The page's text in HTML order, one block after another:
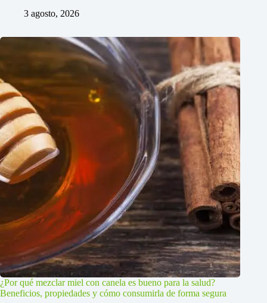
3 agosto, 2026
¿Por qué mezclar miel con canela es bueno para la salud?
Beneficios, propiedades y cómo consumirla de forma segura